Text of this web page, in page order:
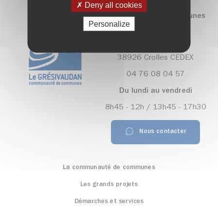
Deny all cookies
Personalize
Communauté de communes
Le Grésivaudan
390, rue Henri Fabre
38926 Crolles CEDEX
04 76 08 04 57
Du lundi au vendredi
8h45 - 12h / 13h45 - 17h30
Nous contacter
La communauté de communes
Les grands projets
Démarches et services